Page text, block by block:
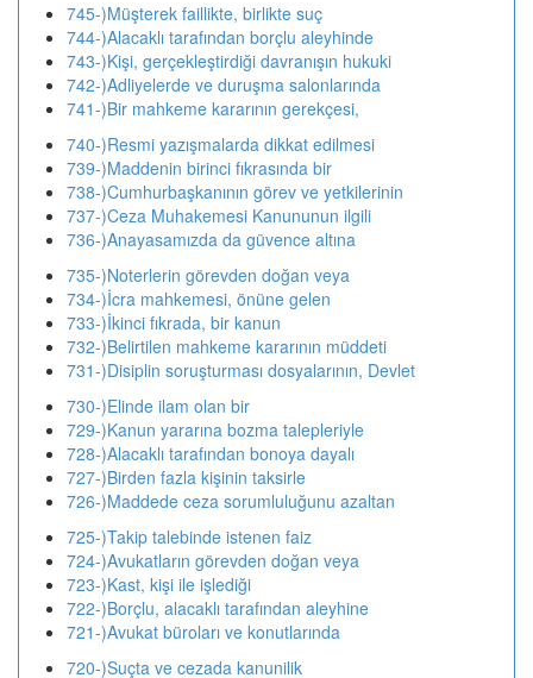
745-)Müşterek faillikte, birlikte suç
744-)Alacaklı tarafından borçlu aleyhinde
743-)Kişi, gerçekleştirdiği davranışın hukuki
742-)Adliyelerde ve duruşma salonlarında
741-)Bir mahkeme kararının gerekçesi,
740-)Resmi yazışmalarda dikkat edilmesi
739-)Maddenin birinci fıkrasında bir
738-)Cumhurbaşkanının görev ve yetkilerinin
737-)Ceza Muhakemesi Kanununun ilgili
736-)Anayasamızda da güvence altına
735-)Noterlerin görevden doğan veya
734-)İcra mahkemesi, önüne gelen
733-)İkinci fıkrada, bir kanun
732-)Belirtilen mahkeme kararının müddeti
731-)Disiplin soruşturması dosyalarının, Devlet
730-)Elinde ilam olan bir
729-)Kanun yararına bozma talepleriyle
728-)Alacaklı tarafından bonoya dayalı
727-)Birden fazla kişinin taksirle
726-)Maddede ceza sorumluluğunu azaltan
725-)Takip talebinde istenen faiz
724-)Avukatların görevden doğan veya
723-)Kast, kişi ile işlediği
722-)Borçlu, alacaklı tarafından aleyhine
721-)Avukat büroları ve konutlarında
720-)Suçta ve cezada kanunilik